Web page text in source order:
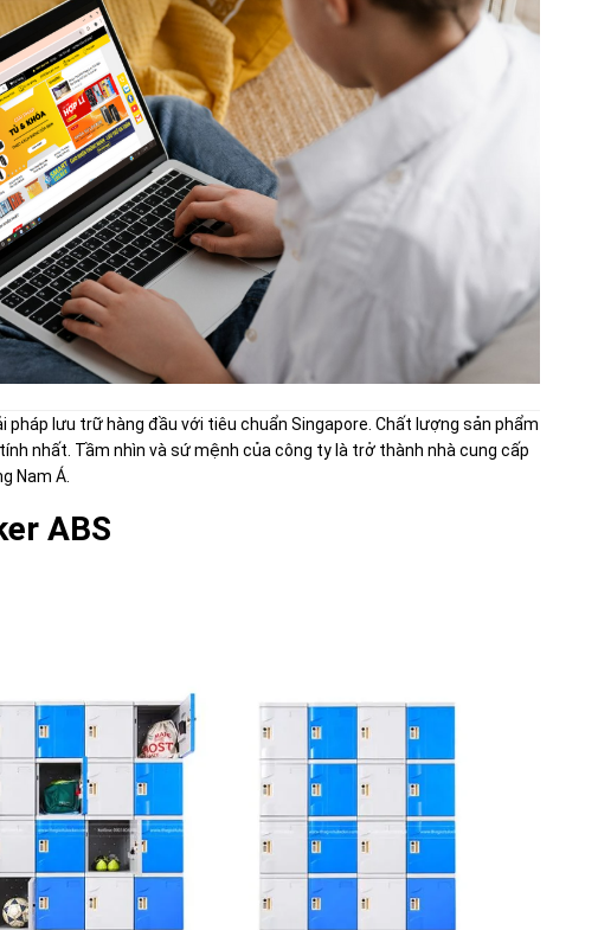
pháp lưu trữ hàng đầu với tiêu chuẩn Singapore. Chất lượng sản phẩm
nhất. Tầm nhìn và sứ mệnh của công ty là trở thành nhà cung cấp
Nam Á.
ABS